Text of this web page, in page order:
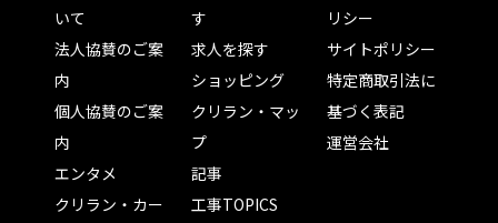
いて
法人協賛のご案
内
個人協賛のご案
内
エンタメ
クリラン・カー
す
求人を探す
ショッピング
クリラン・マッ
プ
記事
工事TOPICS
リシー
サイトポリシー
特定商取引法に
基づく表記
運営会社